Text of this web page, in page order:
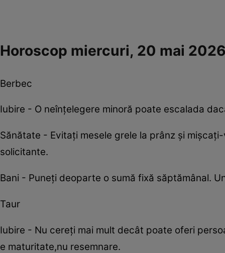
Horoscop miercuri, 20 mai
Berbec
Iubire - O neînțelegere minoră poate escalada
Sănătate - Evitați mesele grele la prânz și
solicitante.
Bani - Puneți deoparte o sumă fixă săptămânal.
Taur
Iubire - Nu cereți mai mult decât poate oferi
e maturitate,nu resemnare.